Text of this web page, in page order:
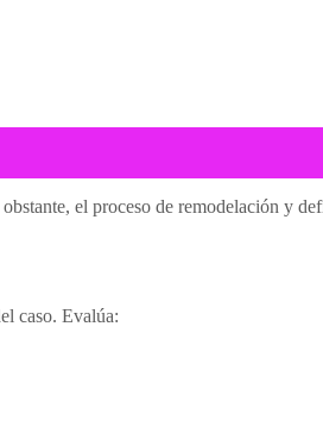
el proceso de remodelación y
caso. Evalúa: